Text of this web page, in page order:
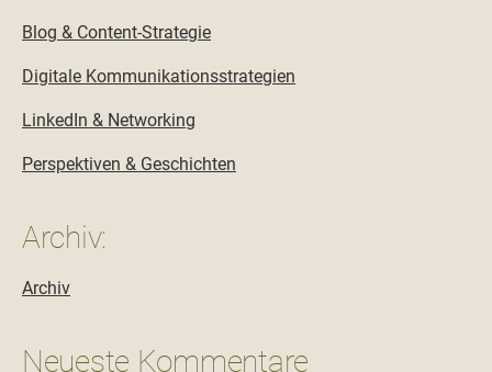
Blog & Content-Strategie
Digitale Kommunikationsstrategien
LinkedIn & Networking
Perspektiven & Geschichten
Archiv:
Archiv
Neueste Kommentare